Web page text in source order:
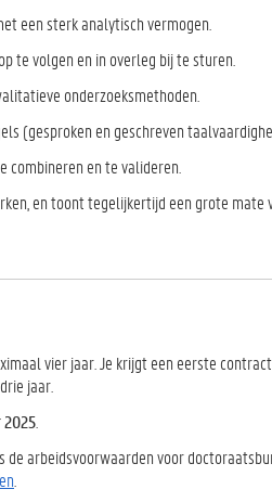
een sterk analytisch vermogen.
te volgen en in overleg bij te sturen.
onderzoeksmethoden.
(gesproken en geschreven
combineren en te valideren.
en toont tegelijkertijd een grote
vier jaar. Je krijgt een eerste
jaar.
2025
arbeidsvoorwaarden voor